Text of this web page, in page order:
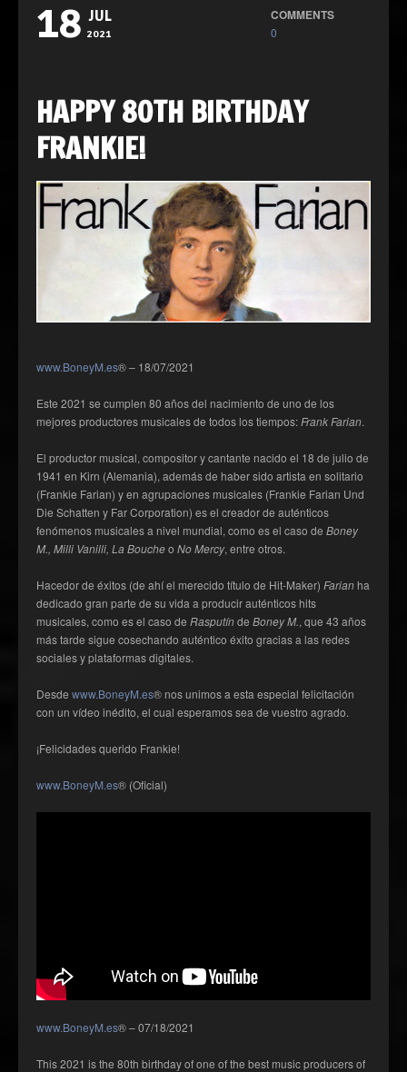
18 JUL
2021
COMMENTS
0
HAPPY 80TH BIRTHDAY
FRANKIE!
www.BoneyM.es® – 18/07/2021
Este 2021 se cumplen 80 años del nacimiento de uno de los
mejores productores musicales de todos los tiempos:Frank Farian.
El productor musical, compositor y cantante nacido el 18 de julio de
1941 en Kirn (Alemania), además de haber sido artista en solitario
(Frankie Farian) y en agrupaciones musicales (Frankie Farian Und
Die Schatten y Far Corporation) es el creador de auténticos
fenómenos musicales a nivel mundial, como es el caso de Boney
M., Milli Vanilli, La Boucheo No Mercy, entre otros.
Hacedor de éxitos (de ahí el merecido título de Hit-Maker) Farian ha
dedicado gran parte de su vida a producir auténticos hits
musicales, como es el caso de Rasputínde Boney M., que 43 años
más tarde sigue cosechando auténtico éxito gracias a las redes
sociales y plataformas digitales.
Desde www.BoneyM.es® nos unimos a esta especial felicitación
con un vídeo inédito, el cual esperamos sea de vuestro agrado.
¡Felicidades querido Frankie!
www.BoneyM.es® (Oficial)
www.BoneyM.es® – 07/18/2021
This 2021 is the 80th birthday of one of the best music producers of